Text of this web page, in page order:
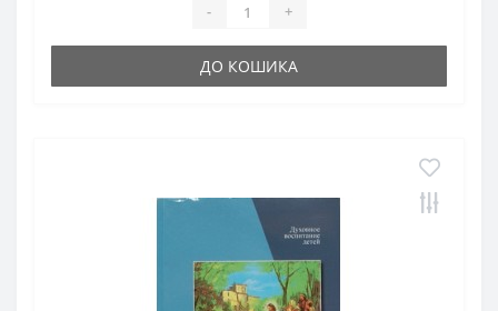
- +
ДО КОШИКА